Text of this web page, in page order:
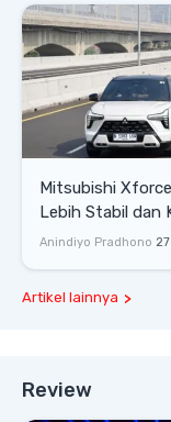
Mitsubishi
Lebih Stabil dan
Senyap
Anindiyo Pradhono
Artikel lainnya
Review